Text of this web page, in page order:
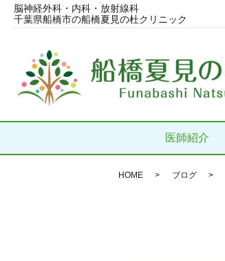
脳神経外科・内科・放射線科
千葉県船橋市の船橋夏見の杜クリニック
医師紹介
HOME ブログ